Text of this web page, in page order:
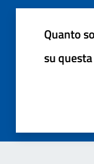
Quanto
su